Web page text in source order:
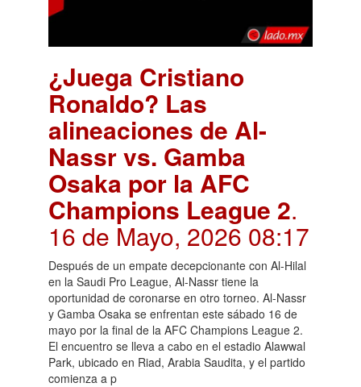
¿Juega Cristiano
Ronaldo? Las
alineaciones de Al-
Nassr vs. Gamba
Osaka por la AFC
Champions League 2.
16 de Mayo, 2026 08:17
Después de un empate decepcionante con Al-Hilal
en la Saudi Pro League, Al-Nassr tiene la
oportunidad de coronarse en otro torneo. Al-Nassr
y Gamba Osaka se enfrentan este sábado 16 de
mayo por la final de la AFC Champions League 2.
El encuentro se lleva a cabo en el estadio Alawwal
Park, ubicado en Riad, Arabia Saudita, y el partido
comienza a p